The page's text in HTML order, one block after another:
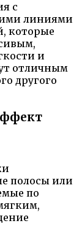
с
линиями
которые
и
отличным
другого
полосы или
по